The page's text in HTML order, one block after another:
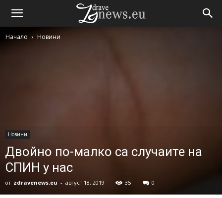
Начало Новини
Новини
Двойно по-малко са случаите на
СПИН у нас
от zdravenews.eu - август 18, 2019 35 0